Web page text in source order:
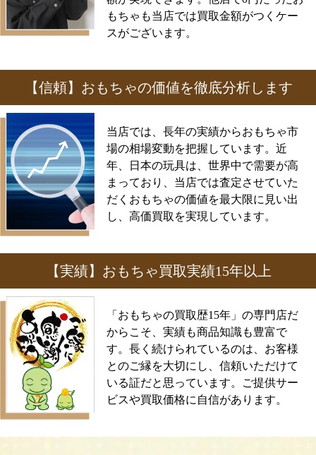
もちゃも当店では買取金額がつくケー
スがございます。
【信頼】おもちゃの価値を徹底分析します
当店では、長年の実績からおもちゃ市
場の相場変動を把握しています。近
年、日本の玩具は、世界中で需要が高
まっており、当店では査定させていた
だくおもちゃの価値を最大限に見い出
し、高価買取を実現しています。
【実績】おもちゃ買取実績15年以上
「おもちゃの買取歴15年」の専門店だ
からこそ、実績も商品知識も豊富で
す。長く続けられているのは、お客様
とのご縁を大切にし、信頼いただけて
いる証だと思っています。ご提供サー
ビスや買取価格に自信があります。